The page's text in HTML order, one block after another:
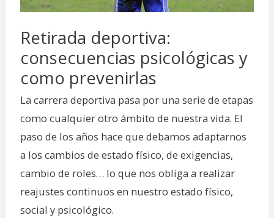
Retirada deportiva:
consecuencias psicológicas y
como prevenirlas
La carrera deportiva pasa por una serie de etapas
como cualquier otro ámbito de nuestra vida. El
paso de los años hace que debamos adaptarnos
a los cambios de estado físico, de exigencias,
cambio de roles… lo que nos obliga a realizar
reajustes continuos en nuestro estado físico,
social y psicológico.